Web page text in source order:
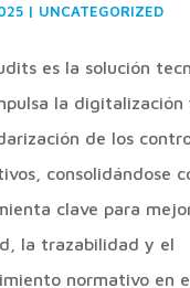
| UNCATEGORIZED
es la solución
la digitalización
de los
consolidándose
clave para
la trazabilidad y el
normativo en